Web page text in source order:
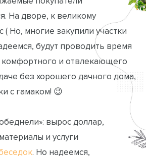
На дворе, к великому
Но, многие закупили участки
будут проводить время
комфортного и отвлекающего
без хорошего дачного дома,
с гамаком! 😉
вырос доллар,
и услуги
. Но надеемся,